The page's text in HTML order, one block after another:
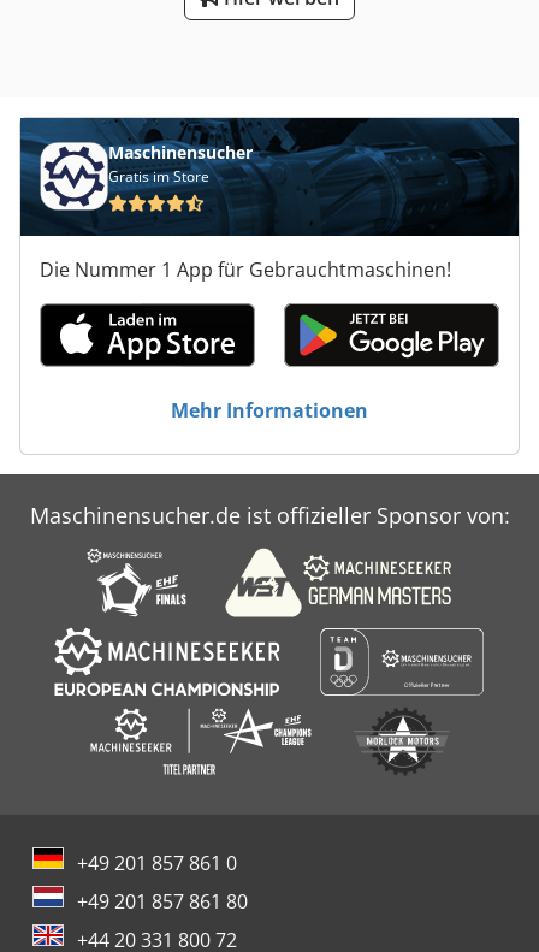
Maschinensucher
Gratis im Store
Die Nummer 1 App für Gebrauchtmaschinen!
Mehr Informationen
Maschinensucher.de ist offizieller Sponsor von:
+49 201 857 861 0
+49 201 857 861 80
+44 20 331 800 72